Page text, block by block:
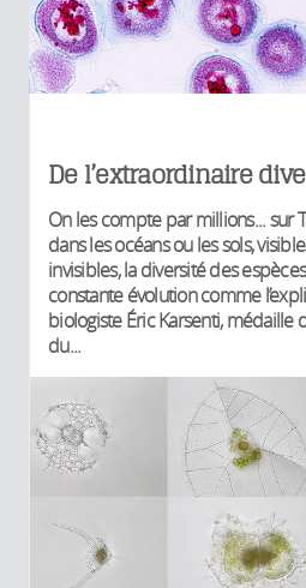
De l’extraordinaire
On les compte par millions... sur
dans les océans ou les sols,
invisibles, la diversité des
constante évolution comme
biologiste Éric Karsenti, médaille
du...